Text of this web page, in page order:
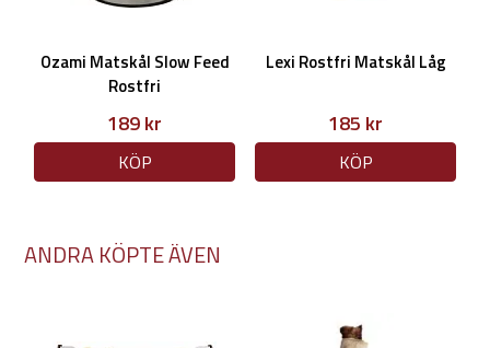
Ozami Matskål Slow Feed
Rostfri
189 kr
KÖP
Lexi Rostfri Matskål Låg
185 kr
KÖP
ANDRA KÖPTE ÄVEN